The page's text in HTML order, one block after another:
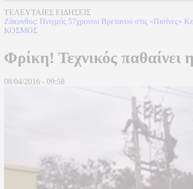
ΤΕΛΕΥΤΑΙΕΣ ΕΙΔΗΣΕΙΣ
Ζάκυνθος: Πνιγμός 57χρονου Βρετανού στις «Πισίνες»
ΚΟΣΜΟΣ
Φρίκη! Τεχνικός
08/04/2016 - 09:58